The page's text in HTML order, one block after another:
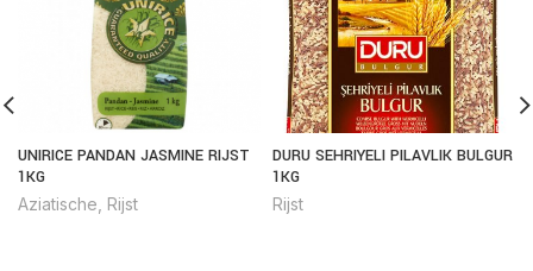
UNIRICE PANDAN JASMINE RIJST
1KG
Aziatische Rijst
DURU SEHRIYELI PILAVLIK BULGUR
1KG
Rijst